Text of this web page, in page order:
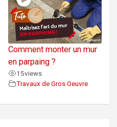
Comment monter un mur
en parpaing ?
15views
Travaux de Gros Oeuvre